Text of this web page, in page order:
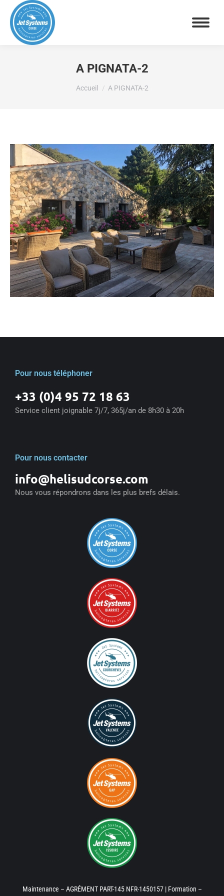
A PIGNATA-2
Vous êtes ici :
Accueil A PIGNATA-2
Pour nous téléphoner
+33 (0)4 95 72 18 63
Service client joignable 7j/7, 365j/an de 8h30 à 20h
Pour nous contacter
info@helisudcorse.com
Nous vous répondrons dans les plus brefs délais.
Maintenance – AGRÉMENT PART-145 NFR-1450157 | Formation –